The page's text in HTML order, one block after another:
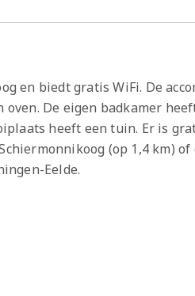
en biedt gratis WiFi. De
De eigen badkamer
heeft een tuin. Er is
(op 1,4 km)
Eelde.